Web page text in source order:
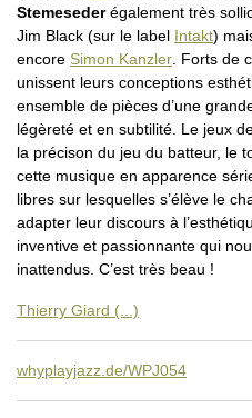
Stemesederégalement très
Jim Black (sur le label Intakt)
encore Simon Kanzler. Forts de
unissent leurs conceptions
ensemble de pièces d’une
légèreté et en subtilité. Le jeux
la précison du jeu du batteur, le
cette musique en apparence
libres sur lesquelles s’élève le
adapter leur discours à
inventive et passionnante qui
inattendus. C’est très beau !
Thierry Giard (...)
whyplayjazz.de/WPJ054